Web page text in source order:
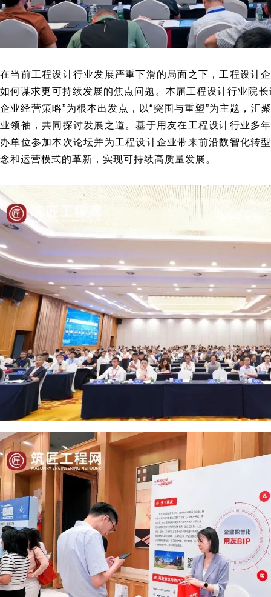
在当前工程设计行业发展严重下滑的局面之下，工程设计
如何谋求更可持续发展的焦点问题。本届工程设计行业院
企业经营策略”为根本出发点，以“突围与重塑”为主题，汇
业领袖，共同探讨发展之道。基于用友在工程设计行业多
办单位参加本次论坛并为工程设计企业带来前沿数智化转
念和运营模式的革新，实现可持续高质量发展。